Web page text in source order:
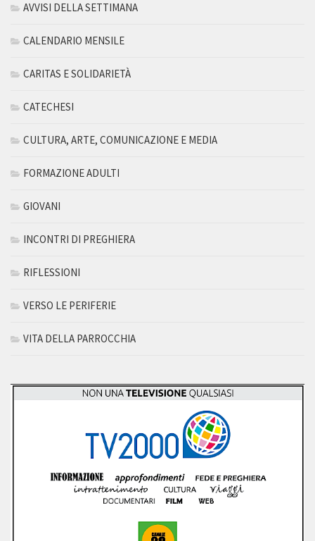
AVVISI DELLA SETTIMANA
CALENDARIO MENSILE
CARITAS E SOLIDARIETÀ
CATECHESI
CULTURA, ARTE, COMUNICAZIONE E MEDIA
FORMAZIONE ADULTI
GIOVANI
INCONTRI DI PREGHIERA
RIFLESSIONI
VERSO LE PERIFERIE
VITA DELLA PARROCCHIA